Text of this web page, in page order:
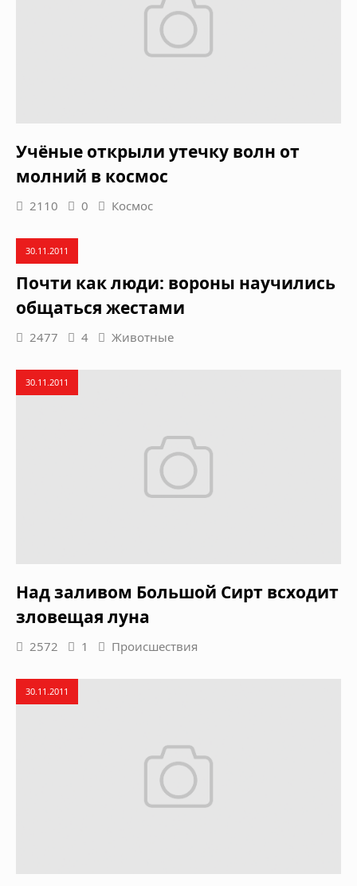
Учёные открыли утечку волн от
молний в космос
2110 0 Космос
30.11.2011
Почти как люди: вороны научились
общаться жестами
2477 4 Животные
30.11.2011
Над заливом Большой Сирт всходит
зловещая луна
2572 1 Происшествия
30.11.2011